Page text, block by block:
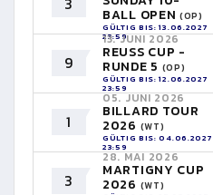
BALL OPEN (OP)
GÜLTIG BIS: 13.06.2027
23:59
9
13. JUNI 2026
REUSS CUP -
RUNDE 5 (OP)
GÜLTIG BIS: 12.06.2027
23:59
1
05. JUNI 2026
BILLARD TOUR
2026 (WT)
GÜLTIG BIS: 04.06.2027
23:59
3
28. MAI 2026
MARTIGNY CUP
2026 (WT)